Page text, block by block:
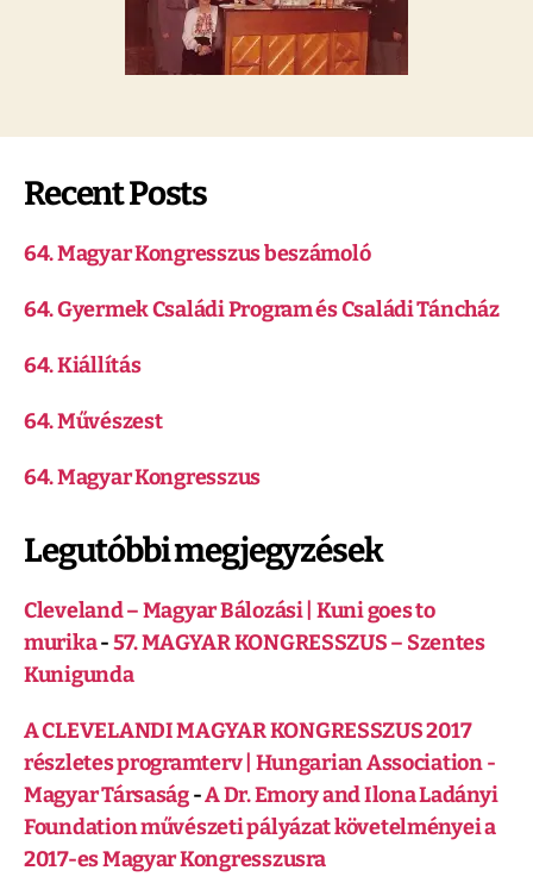
Recent Posts
64. Magyar Kongresszus beszámoló
64. Gyermek Családi Program és Családi Táncház
64. Kiállítás
64. Művészest
64. Magyar Kongresszus
Legutóbbi megjegyzések
Cleveland – Magyar Bálozási | Kuni goes to
murika-57. MAGYAR KONGRESSZUS – Szentes
Kunigunda
A CLEVELANDI MAGYAR KONGRESSZUS 2017
részletes programterv | Hungarian Association -
Magyar Társaság-A Dr. Emory and Ilona Ladányi
Foundation művészeti pályázat követelményei a
2017-es Magyar Kongresszusra